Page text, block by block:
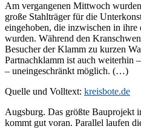
Am vergangenen Mittwoch
große Stahlträger für die
eingehoben, die inzwischen in
wurden. Während den
Besucher der Klamm zu kurzen
Partnachklamm ist auch weiterhin
– uneingeschränkt möglich. (…)
Quelle und Volltext: kreisbote.de
Augsburg. Das größte Bauprojekt
kommt gut voran. Parallel laufen